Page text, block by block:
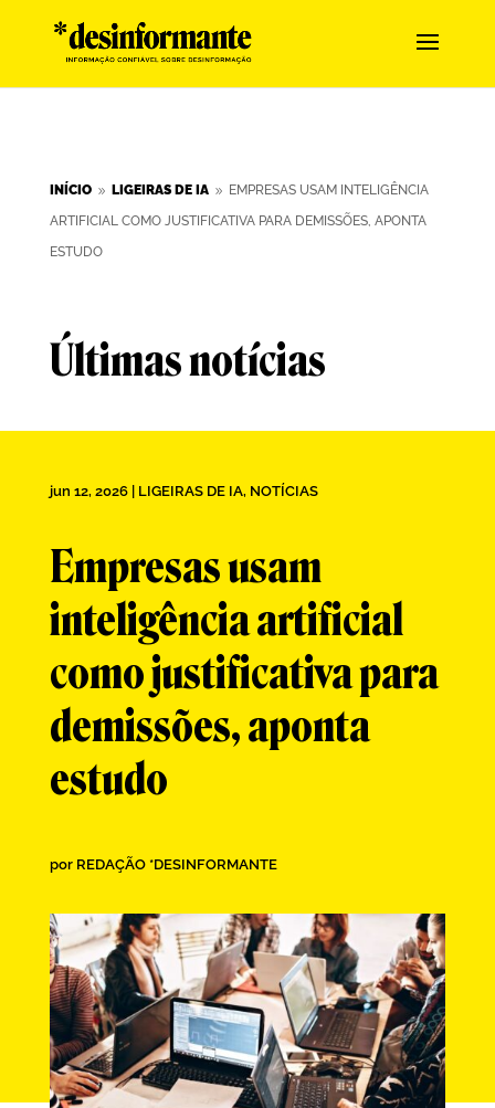
INÍCIO 9 LIGEIRAS DE IA 9
EMPRESAS USAM INTELIGÊNCIA
ARTIFICIAL COMO JUSTIFICATIVA PARA DEMISSÕES, APONTA
ESTUDO
Últimas notícias
jun 12, 2026| LIGEIRAS DE IA, NOTÍCIAS
Empresas usam
inteligência artificial
como justificativa para
demissões, aponta
estudo
por REDAÇÃO *DESINFORMANTE